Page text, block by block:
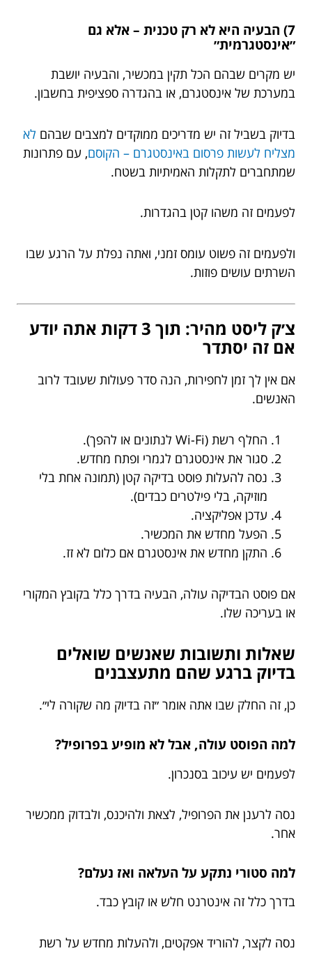
7) הבעיה היא לא רק טכנית – אלא גם
״אינסטגרמית״
יש מקרים שבהם הכל תקין במכשיר, והבעיה יושבת
במערכת של אינסטגרם, או בהגדרה ספציפית בחשבון.
בדיוק בשביל זה יש מדריכים ממוקדים למצבים שבהם לא
מצליח לעשות פרסום באינסטגרם – הקוסם, עם פתרונות
שמתחברים לתקלות האמיתיות בשטח.
לפעמים זה משהו קטן בהגדרות.
ולפעמים זה פשוט עומס זמני, ואתה נפלת על הרגע שבו
השרתים עושים פוזות.
צ׳ק ליסט מהיר: תוך 3 דקות אתה יודע
אם זה יסתדר
אם אין לך זמן לחפירות, הנה סדר פעולות שעובד לרוב
האנשים.
החלף רשת (Wi-Fi לנתונים או להפך).
סגור את אינסטגרם לגמרי ופתח מחדש.
נסה להעלות פוסט בדיקה קטן (תמונה אחת בלי
מוזיקה, בלי פילטרים כבדים).
עדכן אפליקציה.
הפעל מחדש את המכשיר.
התקן מחדש את אינסטגרם אם כלום לא זז.
אם פוסט הבדיקה עולה, הבעיה בדרך כלל בקובץ המקורי
או בעריכה שלו.
שאלות ותשובות שאנשים שואלים
בדיוק ברגע שהם מתעצבנים
כן, זה החלק שבו אתה אומר ״זה בדיוק מה שקורה לי״.
למה הפוסט עולה, אבל לא מופיע בפרופיל?
לפעמים יש עיכוב בסנכרון.
נסה לרענן את הפרופיל, לצאת ולהיכנס, ולבדוק ממכשיר
אחר.
למה סטורי נתקע על העלאה ואז נעלם?
בדרך כלל זה אינטרנט חלש או קובץ כבד.
נסה לקצר, להוריד אפקטים, ולהעלות מחדש על רשת